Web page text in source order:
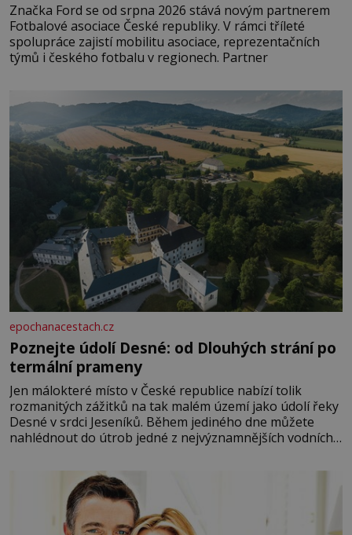
Značka Ford se od srpna 2026 stává novým partnerem
Fotbalové asociace České republiky. V rámci tříleté
spolupráce zajistí mobilitu asociace, reprezentačních
týmů i českého fotbalu v regionech. Partner
epochanacestach.cz
Poznejte údolí Desné: od Dlouhých strání po
termální prameny
Jen málokteré místo v České republice nabízí tolik
rozmanitých zážitků na tak malém území jako údolí řeky
Desné v srdci Jeseníků. Během jediného dne můžete
nahlédnout do útrob jedné z nejvýznamnějších vodních
se na koloběžce a den zakončit poznáváním památek ve
Velkých Losinách nebo v termálním